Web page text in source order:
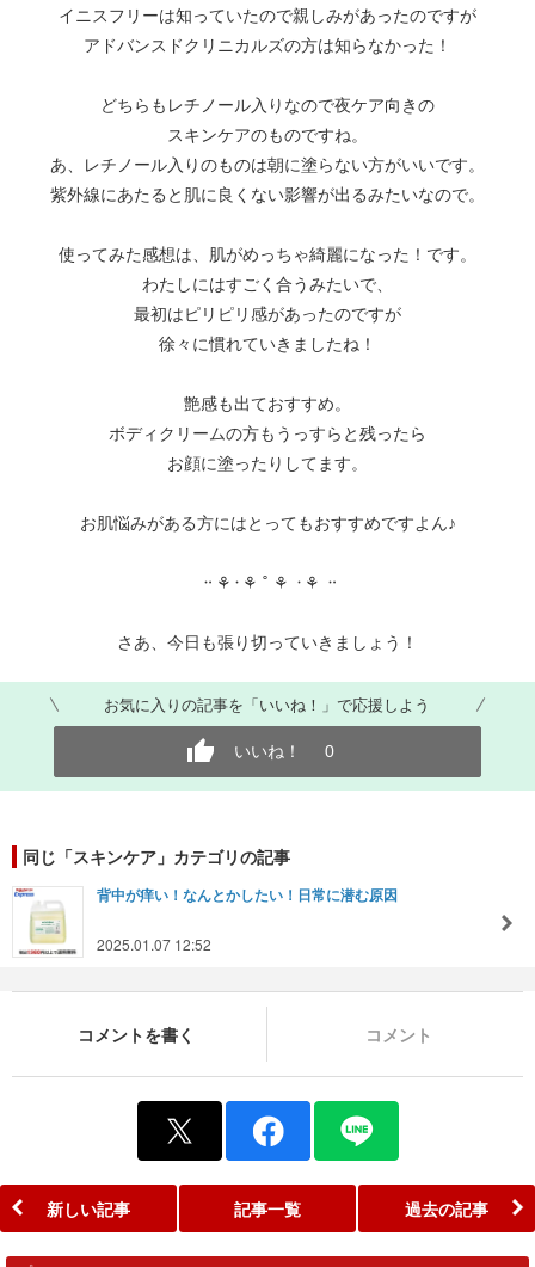
イニスフリーは知っていたので親しみがあったのですが
アドバンスドクリニカルズの方は知らなかった！
どちらもレチノール入りなので夜ケア向きの
スキンケアのものですね。
あ、レチノール入りのものは朝に塗らない方がいいです。
紫外線にあたると肌に良くない影響が出るみたいなので。
使ってみた感想は、肌がめっちゃ綺麗になった！です。
わたしにはすごく合うみたいで、
最初はピリピリ感があったのですが
徐々に慣れていきましたね！
艶感も出ておすすめ。
ボディクリームの方もうっすらと残ったら
お顔に塗ったりしてます。
お肌悩みがある方にはとってもおすすめですよん♪
᠃ ⚘᠂ ⚘ ˚ ⚘ ᠂ ⚘ ᠃
さあ、今日も張り切っていきましょう！
お気に入りの記事を「いいね！」で応援しよう
いいね！ 0
同じ「スキンケア」カテゴリの記事
背中が痒い！なんとかしたい！日常に潜む原因
2025.01.07 12:52
コメントを書く コメント
新しい記事 記事一覧 過去の記事